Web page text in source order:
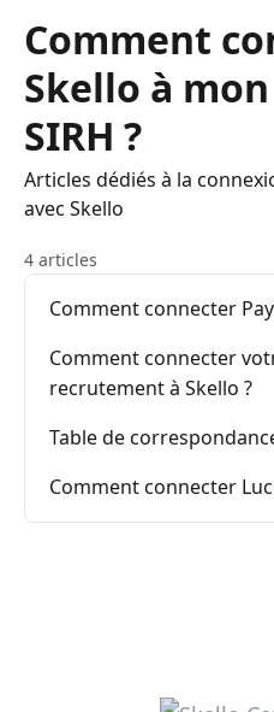
Comment
Skello à
SIRH ?
Articles dédiés à la
avec Skello
4 articles
Comment connecter
Comment connecter
recrutement à Skello ?
Table de
Comment connecter